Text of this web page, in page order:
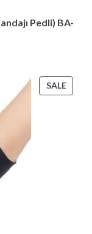
Pedli) BA-
SALE
ON